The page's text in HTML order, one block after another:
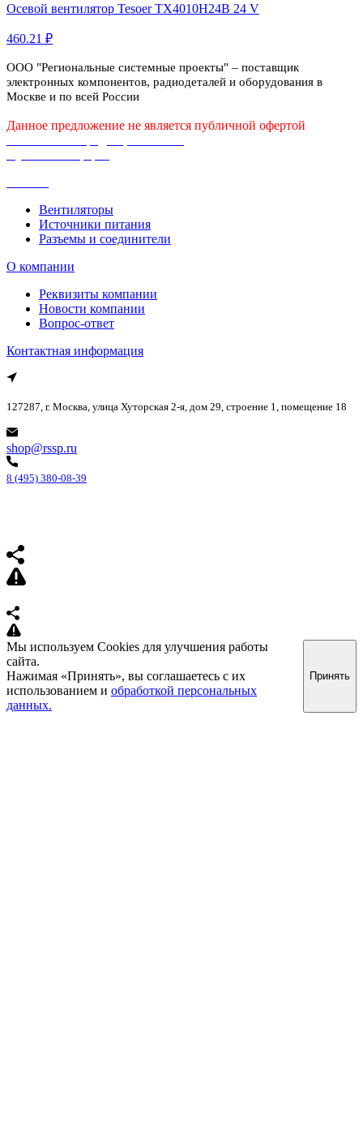
Осевой вентилятор Tesoer TX4010H24B 24 V
460.21 ₽
ООО "Региональные системные проекты" – поставщик
электронных компонентов, радиодеталей и оборудования в
Москве и по всей России
Данное предложение не является публичной офертой
Вентиляторы
Источники питания
Разъемы и соединители
О компании
Реквизиты компании
Новости компании
Вопрос-ответ
Контактная информация
127287, г. Москва, улица Хуторская 2-я, дом 29, строение 1, помещение 18
shop@rssp.ru
8 (495) 380-08-39
Мы используем Cookies для улучшения работы
сайта.
Нажимая «Принять», вы соглашаетесь с их
использованием и обработкой персональных
данных.
Принять